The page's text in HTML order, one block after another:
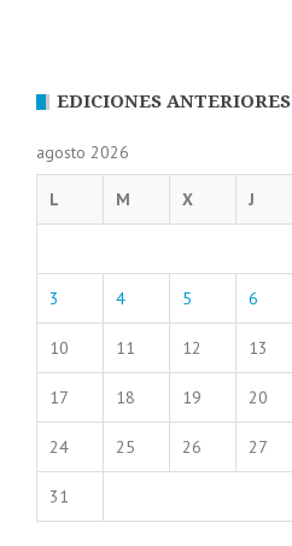
EDICIONES ANTERIORES
agosto 2026
L M X J
3 4 5 6
10 11 12 13
17 18 19 20
24 25 26 27
31